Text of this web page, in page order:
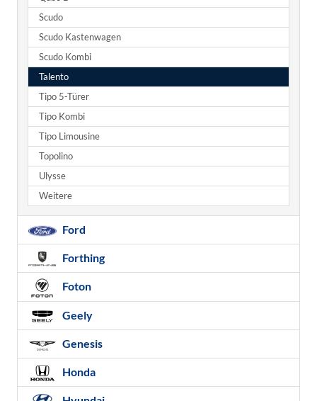
Scudo
Scudo Kastenwagen
Scudo Kombi
Talento
Tipo 5-Türer
Tipo Kombi
Tipo Limousine
Topolino
Ulysse
Weitere
Ford
Forthing
Foton
Geely
Genesis
Honda